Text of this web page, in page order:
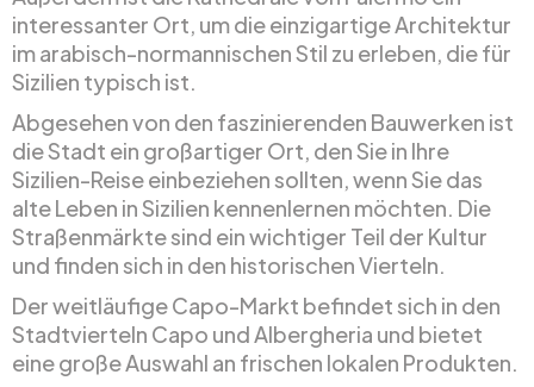
interessanter Ort, um die einzigartige Architektur
im arabisch-normannischen Stil zu erleben, die für
Sizilien typisch ist.
Abgesehen von den faszinierenden Bauwerken ist
die Stadt ein großartiger Ort, den Sie in Ihre
Sizilien-Reise einbeziehen sollten, wenn Sie das
alte Leben in Sizilien kennenlernen möchten. Die
Straßenmärkte sind ein wichtiger Teil der Kultur
und finden sich in den historischen Vierteln.
Der weitläufige Capo-Markt befindet sich in den
Stadtvierteln Capo und Albergheria und bietet
eine große Auswahl an frischen lokalen Produkten.